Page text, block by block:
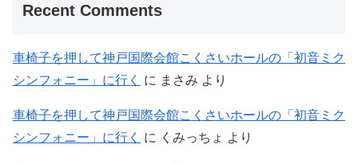
Recent Comments
車椅子を押して神戸国際会館こくさいホールの「初音ミク
シンフォニー」に行く
に まさみ より
車椅子を押して神戸国際会館こくさいホールの「初音ミク
シンフォニー」に行く
に くみっちょ より